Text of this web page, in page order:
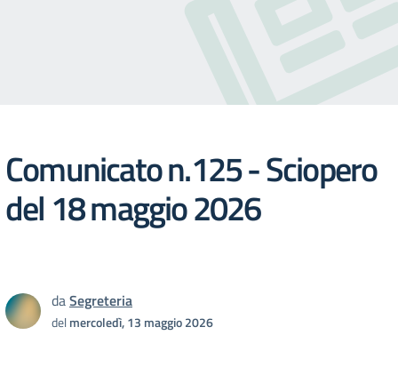
Comunicato n.125 - Sciopero
del 18 maggio 2026
daSegreteria
delmercoledì, 13 maggio 2026